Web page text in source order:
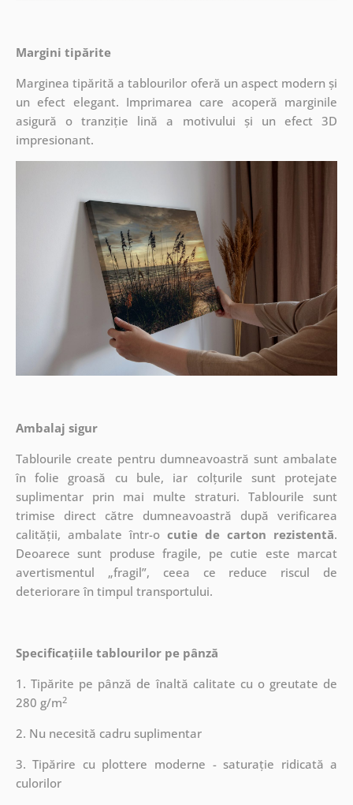
Margini tipărite
Marginea tipărită a tablourilor oferă un aspect modern și
un efect elegant. Imprimarea care acoperă marginile
asigură o tranziție lină a motivului și un efect 3D
impresionant.
Ambalaj sigur
Tablourile create pentru dumneavoastră sunt ambalate
în folie groasă cu bule, iar colțurile sunt protejate
suplimentar prin mai multe straturi.Tablourile sunt
trimise direct către dumneavoastră după verificarea
calității, ambalate într-o cutie de carton rezistentă.
Deoarece sunt produse fragile, pe cutie este marcat
avertismentul „fragil”, ceea ce reduce riscul de
deteriorare în timpul transportului.
Specificațiile tablourilor pe pânză
1. Tipărite pe pânză de înaltă calitate cu o greutate de
280 g/m2
2. Nu necesită cadru suplimentar
3. Tipărire cu plottere moderne - saturație ridicată a
culorilor